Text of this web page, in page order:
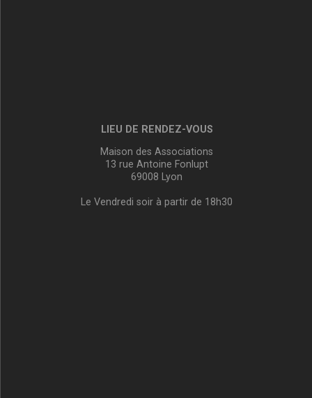
LIEU DE RENDEZ-VOUS
Maison des Associations
13 rue Antoine Fonlupt
69008 Lyon
Le Vendredi soir à partir de 18h30